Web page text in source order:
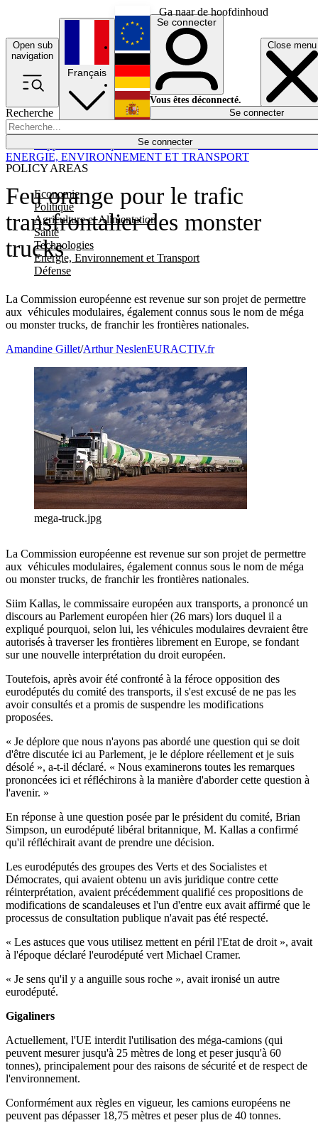
Ga naar de hoofdinhoud
Open sub
navigation
Close menu
Recherche
Se connecter
POLICY AREAS
Economie
Politique
Agriculture et Alimentation
Santé
Technologies
Energie, Environnement et Transport
Défense
Économie
Français
English
Deutsch
Español
Se connecter
Vous êtes déconnecté.
Se connecter
Feu orange pour le trafic
transfrontalier des monster
trucks
La Commission européenne est revenue sur son projet de permettre
aux véhicules modulaires, également connus sous le nom de méga
ou monster trucks, de franchir les frontières nationales.
ENERGIE, ENVIRONNEMENT ET TRANSPORT
Amandine Gillet/Arthur NeslenEURACTIV.fr
mega-truck.jpg
La Commission européenne est revenue sur son projet de permettre
aux véhicules modulaires, également connus sous le nom de méga
ou monster trucks, de franchir les frontières nationales.
Siim Kallas, le commissaire européen aux transports, a prononcé un
discours au Parlement européen hier (26 mars) lors duquel il a
expliqué pourquoi, selon lui, les véhicules modulaires devraient être
autorisés à traverser les frontières librement en Europe, se fondant
sur une nouvelle interprétation du droit européen.
Toutefois, après avoir été confronté à la féroce opposition des
eurodéputés du comité des transports, il s'est excusé de ne pas les
avoir consultés et a promis de suspendre les modifications
proposées.
« Je déplore que nous n'ayons pas abordé une question qui se doit
d'être discutée ici au Parlement, je le déplore réellement et je suis
désolé », a-t-il déclaré. « Nous examinerons toutes les remarques
prononcées ici et réfléchirons à la manière d'aborder cette question à
l'avenir. »
En réponse à une question posée par le président du comité, Brian
Simpson, un eurodéputé libéral britannique, M. Kallas a confirmé
qu'il réfléchirait avant de prendre une décision.
Les eurodéputés des groupes des Verts et des Socialistes et
Démocrates, qui avaient obtenu un avis juridique contre cette
réinterprétation, avaient précédemment qualifié ces propositions de
modifications de scandaleuses et l'un d'entre eux avait affirmé que le
processus de consultation publique n'avait pas été respecté.
« Les astuces que vous utilisez mettent en péril l'Etat de droit », avait
à l'époque déclaré l'eurodéputé vert Michael Cramer.
« Je sens qu'il y a anguille sous roche », avait ironisé un autre
eurodéputé.
Gigaliners
Actuellement, l'UE interdit l'utilisation des méga-camions (qui
peuvent mesurer jusqu'à 25 mètres de long et peser jusqu'à 60
tonnes), principalement pour des raisons de sécurité et de respect de
l'environnement.
Conformément aux règles en vigueur, les camions européens ne
peuvent pas dépasser 18,75 mètres et peser plus de 40 tonnes.